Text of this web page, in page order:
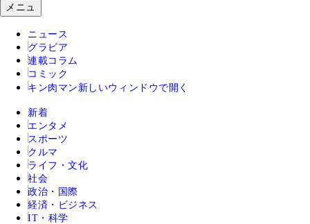
メニュ
ニュース
グラビア
連載コラム
コミック
キン肉マン 新しいウィンドウで開く
新着
エンタメ
スポーツ
クルマ
ライフ・文化
社会
政治・国際
経済・ビジネス
IT・科学